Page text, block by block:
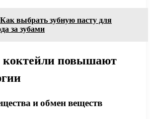
Как выбрать зубную пасту для
за зубами
коктейли повышают
и обмен веществ